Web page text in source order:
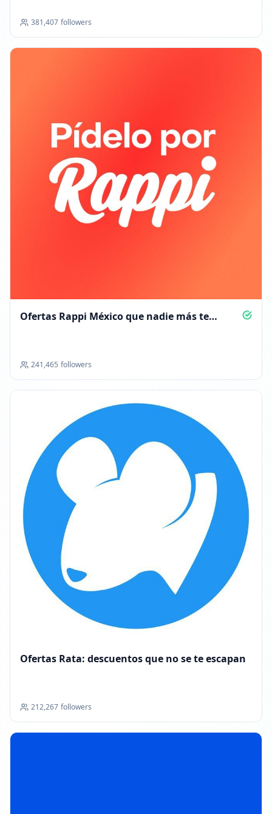
381,407 followers
Ofertas Rappi México que nadie más te
241,465 followers
Ofertas Rata: descuentos que no se te escapan
212,267 followers